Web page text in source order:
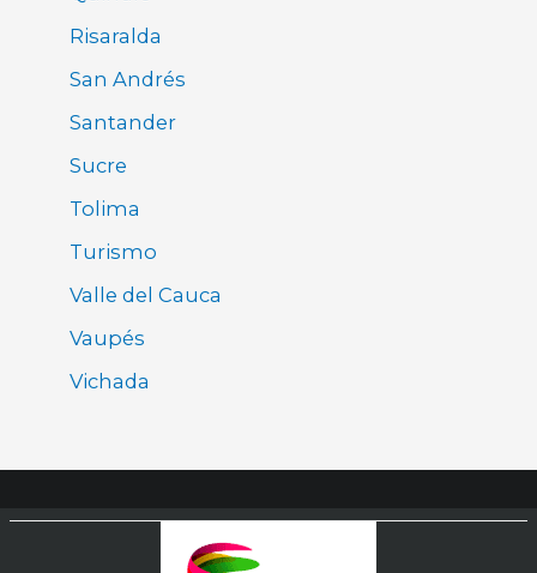
Risaralda
San Andrés
Santander
Sucre
Tolima
Turismo
Valle del Cauca
Vaupés
Vichada